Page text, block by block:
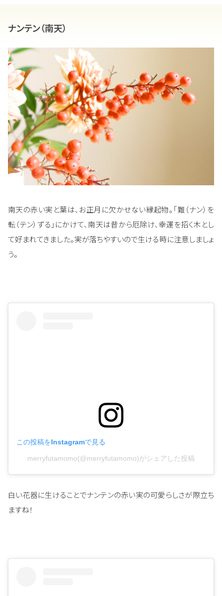
ナンテン（南天）
南天の赤い実と葉は、お正月に欠かせない縁起物。「難（ナン）を
転（テン）ずる」にかけて、南天は昔から厄除け、幸運を招く木とし
て好まれてきました。実が落ちやすいので生ける時に注意しましょ
う。
この投稿をInstagramで見る
merryfutamomo(@merryfutamomo)がシェアした投稿
白い花器に生けることでナンテンの赤い実の可愛らしさが際立ち
ますね！